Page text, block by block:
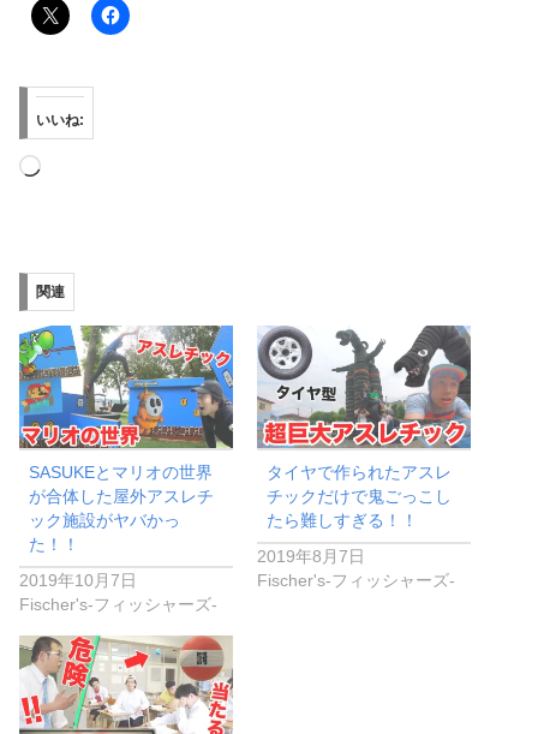
いいね:
読
み
中…
関連
SASUKEとマリオの世界
が合体した屋外アスレチ
ック施設がヤバかっ
た！！
2019年10月7日
Fischer's-フィッシャーズ-
タイヤで作られたアスレ
チックだけで鬼ごっこし
たら難しすぎる！！
2019年8月7日
Fischer's-フィッシャーズ-